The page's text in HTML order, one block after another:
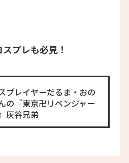
プレも必見！
プレイヤーだるま・おの
の『東京卍リベンジャー
灰谷兄弟